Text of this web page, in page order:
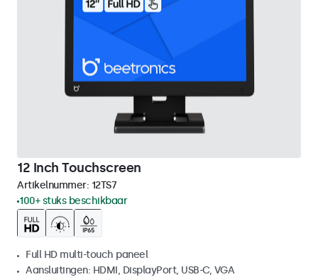
12 Inch Touchscreen
Artikelnummer: 12TS7
100+ stuks beschikbaar
Full HD multi-touch paneel
Aansluitingen: HDMI, DisplayPort, USB-C, VGA